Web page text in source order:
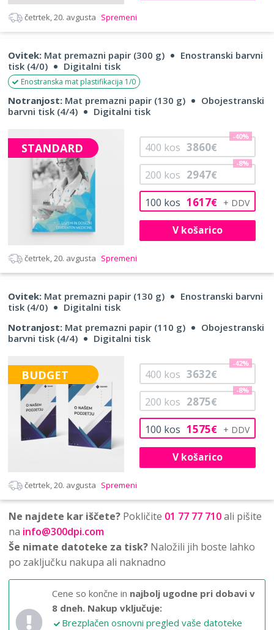
četrtek, 20. avgusta Spremeni
Ovitek: Mat premazni papir (300 g)
Enostranski barvni
tisk (4/0)
Digitalni tisk
Enostranska mat plastifikacija 1/0
Notranjost: Mat premazni papir (130 g)
Obojestranski
barvni tisk (4/4)
Digitalni tisk
STANDARD
100 kos 1617€
200 kos 2947€
-8%
400 kos 3860€
-40%
V košarico
četrtek, 20. avgusta Spremeni
Ovitek: Mat premazni papir (130 g)
Enostranski barvni
tisk (4/0)
Digitalni tisk
Notranjost: Mat premazni papir (110 g)
Obojestranski
barvni tisk (4/4)
Digitalni tisk
BUDGET
100 kos 1575€
200 kos 2875€
-8%
400 kos 3632€
-42%
V košarico
četrtek, 20. avgusta Spremeni
Ne najdete kar iščete? Pokličite 01 77 77 710ali pišite
na info@300dpi.com
Še nimate datoteke za tisk? Naložili jih boste lahko
po zaključku nakupa ali naknadno
Cene so končne in najbolj ugodne pri dobavi v
8 dneh. Nakup vključuje:
Brezplačen osnovni pregled vaše datoteke